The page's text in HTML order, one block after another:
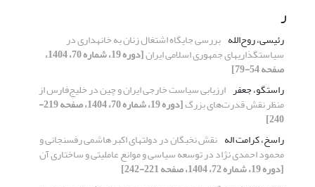
ر
رئیسی، روح‌الله بررسی جایگاه اشتغال زنان به خانه‏داری در
سیاستگذاری‏های جمهوری اسلامی ایران [دوره 19، شماره 70، 1404،
صفحه 54-79]
راستگو، جعفر ارزیابی سیاست خارجی ایران و چین در خلیج‌فارس از
منظر نقش قدرت‌های بزرگ [دوره 19، شماره 70، 1404، صفحه 219-
240]
راسخ، کرامت اله نقش نخبگان در دولت­های اکبر هاشمی رفسنجانی و
محمود احمدی نژاد در توسعه سیاسی و موانع عاملیتی و ساختاری آن
[دوره 19، شماره 72، 1404، صفحه 221-242]